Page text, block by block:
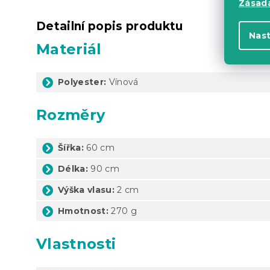
Detailní popis produktu
Materiál
Polyester: Vínová
Rozměry
Šířka: 60 cm
Délka: 90 cm
Výška vlasu:2 cm
Hmotnost: 270 g
Vlastnosti